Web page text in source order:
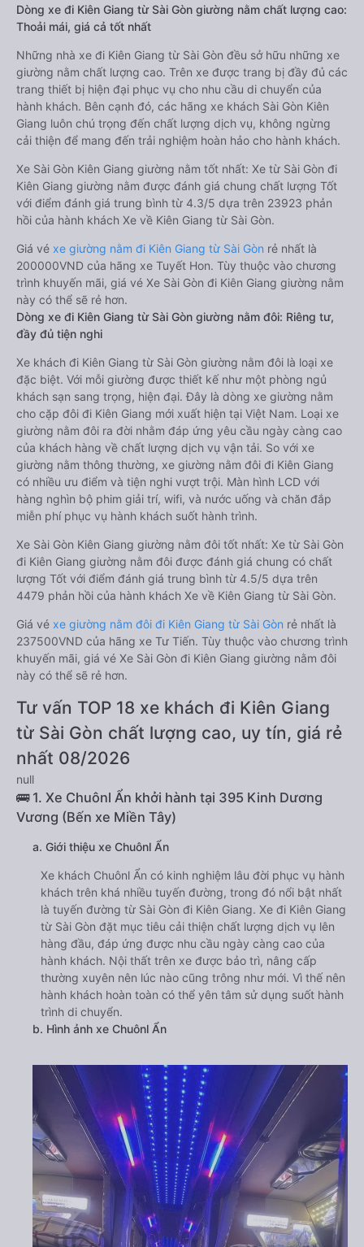
Dòng xe đi Kiên Giang từ Sài Gòn giường nằm chất lượng cao:
Thoải mái, giá cả tốt nhất
Những nhà xe đi Kiên Giang từ Sài Gòn đều sở hữu những xe
giường nằm chất lượng cao. Trên xe được trang bị đầy đủ các
trang thiết bị hiện đại phục vụ cho nhu cầu di chuyển của
hành khách. Bên cạnh đó, các hãng xe khách Sài Gòn Kiên
Giang luôn chú trọng đến chất lượng dịch vụ, không ngừng
cải thiện để mang đến trải nghiệm hoàn hảo cho hành khách.
Xe Sài Gòn Kiên Giang giường nằm tốt nhất: Xe từ Sài Gòn đi
Kiên Giang giường nằm được đánh giá chung chất lượng Tốt
với điểm đánh giá trung bình từ 4.3/5 dựa trên 23923 phản
hồi của hành khách Xe về Kiên Giang từ Sài Gòn.
Giá vé xe giường nằm đi Kiên Giang từ Sài Gòn rẻ nhất là
200000VND của hãng xe Tuyết Hon. Tùy thuộc vào chương
trình khuyến mãi, giá vé Xe Sài Gòn đi Kiên Giang giường nằm
này có thể sẽ rẻ hơn.
Dòng xe đi Kiên Giang từ Sài Gòn giường nằm đôi: Riêng tư,
đầy đủ tiện nghi
Xe khách đi Kiên Giang từ Sài Gòn giường nằm đôi là loại xe
đặc biệt. Với mỗi giường được thiết kế như một phòng ngủ
khách sạn sang trọng, hiện đại. Đây là dòng xe giường nằm
cho cặp đôi đi Kiên Giang mới xuất hiện tại Việt Nam. Loại xe
giường nằm đôi ra đời nhằm đáp ứng yêu cầu ngày càng cao
của khách hàng về chất lượng dịch vụ vận tải. So với xe
giường nằm thông thường, xe giường nằm đôi đi Kiên Giang
có nhiều ưu điểm và tiện nghi vượt trội. Màn hình LCD với
hàng nghìn bộ phim giải trí, wifi, và nước uống và chăn đắp
miễn phí phục vụ hành khách suốt hành trình.
Xe Sài Gòn Kiên Giang giường nằm đôi tốt nhất: Xe từ Sài Gòn
đi Kiên Giang giường nằm đôi được đánh giá chung có chất
lượng Tốt với điểm đánh giá trung bình từ 4.5/5 dựa trên
4479 phản hồi của hành khách Xe về Kiên Giang từ Sài Gòn.
Giá vé xe giường nằm đôi đi Kiên Giang từ Sài Gòn rẻ nhất là
237500VND của hãng xe Tư Tiến. Tùy thuộc vào chương trình
khuyến mãi, giá vé Xe Sài Gòn đi Kiên Giang giường nằm đôi
này có thể sẽ rẻ hơn.
Tư vấn TOP 18 xe khách đi Kiên Giang
từ Sài Gòn chất lượng cao, uy tín, giá rẻ
nhất 08/2026
null
🚌 1. Xe Chuônl Ẩn khởi hành tại 395 Kinh Dương
Vương (Bến xe Miền Tây)
a. Giới thiệu xe Chuônl Ẩn
Xe khách Chuônl Ẩn có kinh nghiệm lâu đời phục vụ hành
khách trên khá nhiều tuyến đường, trong đó nổi bật nhất
là tuyến đường từ Sài Gòn đi Kiên Giang. Xe đi Kiên Giang
từ Sài Gòn đặt mục tiêu cải thiện chất lượng dịch vụ lên
hàng đầu, đáp ứng được nhu cầu ngày càng cao của
hành khách. Nội thất trên xe được bảo trì, nâng cấp
thường xuyên nên lúc nào cũng trông như mới. Vì thế nên
hành khách hoàn toàn có thể yên tâm sử dụng suốt hành
trình di chuyển.
b. Hình ảnh xe Chuônl Ẩn